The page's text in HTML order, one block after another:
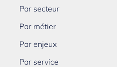
Par secteur
Par métier
Par enjeux
Par service